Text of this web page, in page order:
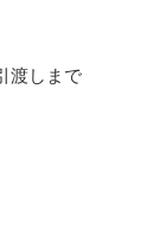
渡しまで